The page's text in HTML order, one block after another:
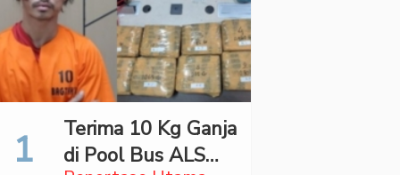
Terima 10 Kg Ganja
di Pool Bus ALS